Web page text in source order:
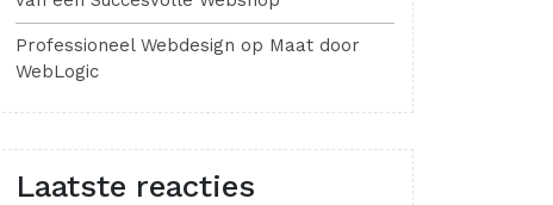
Professioneel Webdesign op Maat door
WebLogic
Laatste reacties